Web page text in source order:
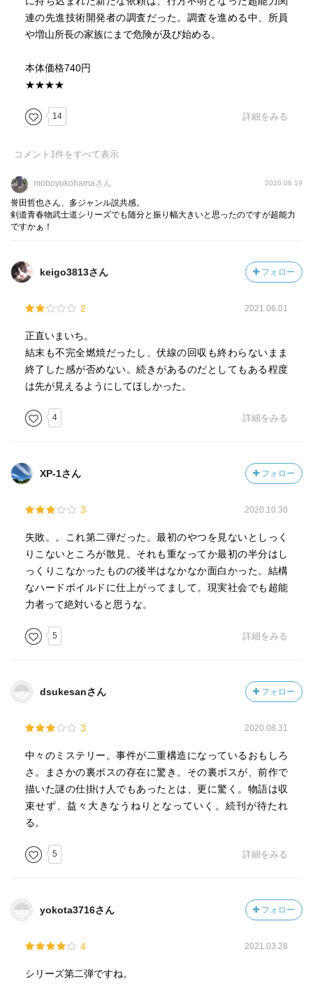
連の先進技術開発者の調査だった。調査を進める中、所員
や増山所長の家族にまで危険が及び始める。
本体価格740円
★★★★
14 詳細をみる
コメント 1件をすべて表示
moboyokohamaさん 2020.06.19
誉田哲也さん、多ジャンル説共感。
剣道青春物武士道シリーズでも随分と振り幅大きいと思ったのですが超能力
ですかぁ！
keigo3813さん フォロー
2 2021.06.01
正直いまいち。
結末も不完全燃焼だったし、伏線の回収も終わらないまま
終了した感が否めない。続きがあるのだとしてもある程度
は先が見えるようにしてほしかった。
4 詳細をみる
XP-1さん フォロー
3 2020.10.30
失敗。。これ第二弾だった。最初のやつを見ないとしっく
りこないところが散見。それも重なってか最初の半分はし
っくりこなかったものの後半はなかなか面白かった。結構
なハードボイルドに仕上がってまして。現実社会でも超能
力者って絶対いると思うな。
5 詳細をみる
dsukesanさん フォロー
3 2020.08.31
中々のミステリー。事件が二重構造になっているおもしろ
さ。まさかの裏ボスの存在に驚き。その裏ボスが、前作で
描いた謎の仕掛け人でもあったとは、更に驚く。物語は収
束せず、益々大きなうねりとなっていく。続刊が待たれ
る。
5 詳細をみる
yokota3716さん フォロー
4 2021.03.28
シリーズ第二弾ですね。